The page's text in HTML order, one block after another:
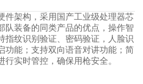
件架构，采用国产工业级处理器芯
队装备的同类产品的优点，操作智
指纹识别验证、密码验证，人脸识
功能；支持双向语音对讲功能；简
实时管控，确保用枪安全。